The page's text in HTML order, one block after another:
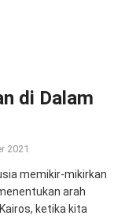
di Dalam
2021
memikir-mikirkan
arah
ketika kita